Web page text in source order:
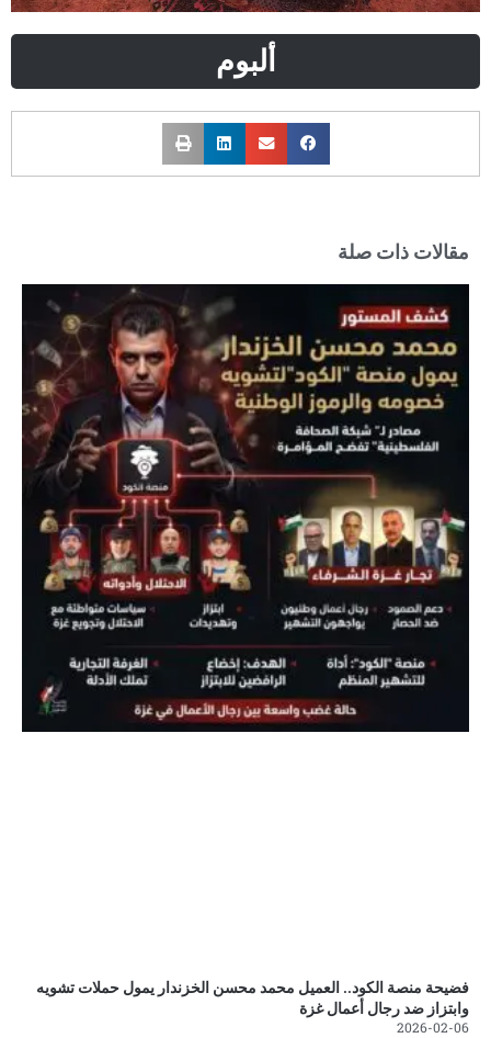
ألبوم
مقالات ذات صلة
فضيحة منصة الكود.. العميل محمد محسن الخزندار يمول حملات تشويه
وابتزاز ضد رجال أعمال غزة
2026-02-06